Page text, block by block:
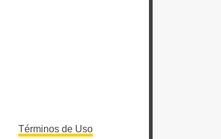
Términos de Uso